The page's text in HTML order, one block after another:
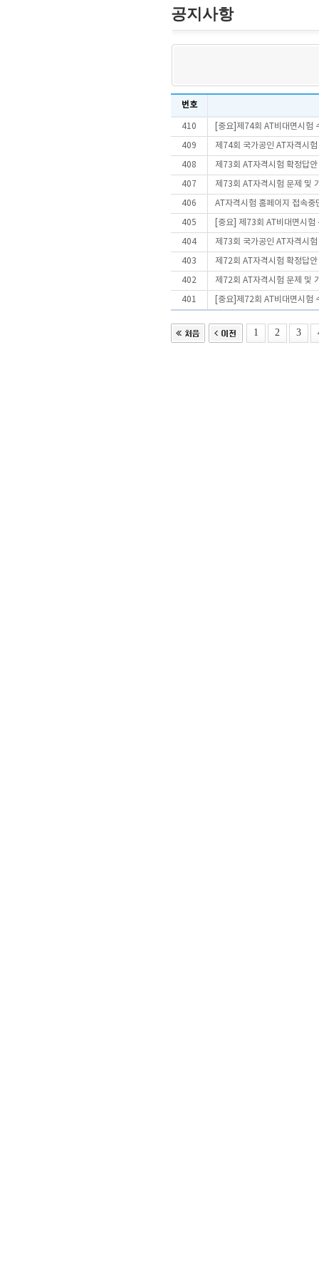
공지사항
번호
410 [중요]제74회 AT비대면시험
409 제74회 국가공인 AT자격시
408 제73회 AT자격시험 확정답
407 제73회 AT자격시험 문제 및
406 AT자격시험 홈페이지 접속중
405 [중요] 제73회 AT비대면시험
404 제73회 국가공인 AT자격시
403 제72회 AT자격시험 확정답
402 제72회 AT자격시험 문제 및
401 [중요]제72회 AT비대면시험
1 2 3